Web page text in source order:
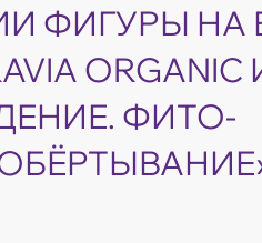
ФИГУРЫ НА
ORGANIC
ФИТО-